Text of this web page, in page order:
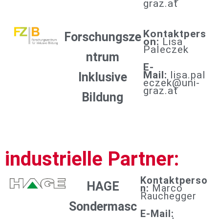
graz.at
Forschungsze
ntrum
Inklusive
Bildung
Kontaktpers
on: Lisa
Paleczek
E-
Mail: lisa.pal
eczek@uni-
graz.at
industrielle Partner:
HAGE
Sondermasc
Kontaktperso
n: Marco
Rauchegger
E-Mail: